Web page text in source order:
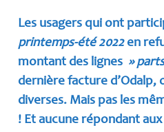
Les usagers qui ont
printemps-été 2022en
montant des lignes»
dernière facture d’Odalp,
diverses. Mais pas les
! Et aucune répondant